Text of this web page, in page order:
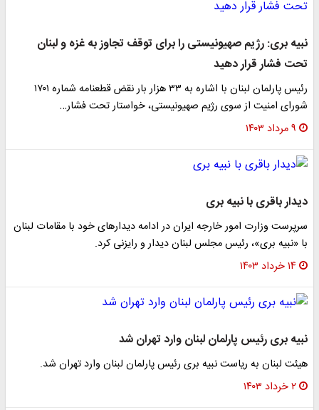
نبیه بری: رژیم صهیونیستی را برای توقف تجاوز به غزه و لبنان
تحت فشار قرار دهید
رئیس پارلمان لبنان با اشاره به ۳۳ هزار بار نقض قطعنامه شماره ۱۷۰۱
شورای امنیت از سوی رژیم صهیونیستی، خواستار تحت فشار…
۹ مرداد ۱۴۰۳
دیدار باقری با نبیه بری
سرپرست وزارت امور خارجه ایران در ادامه دیدارهای خود با مقامات لبنان
با «نبیه بری»، رئیس مجلس لبنان دیدار و رایزنی کرد.
۱۴ خرداد ۱۴۰۳
نبیه بری رئیس پارلمان لبنان وارد تهران شد
هیئت لبنان به ریاست نبیه بری رئیس پارلمان لبنان وارد تهران شد.
۲ خرداد ۱۴۰۳